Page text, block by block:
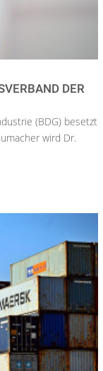
DER
(BDG) besetzt
wird Dr.